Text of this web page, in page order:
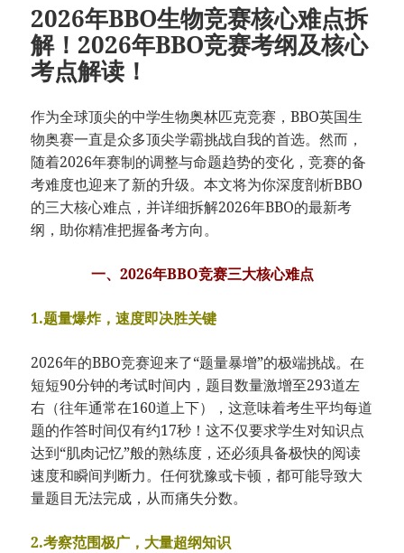
2026年BBO生物竞赛核心难点拆
解！2026年BBO竞赛考纲及核心
考点解读！
作为全球顶尖的中学生物奥林匹克竞赛，BBO英国生
物奥赛一直是众多顶尖学霸挑战自我的首选。然而，
随着2026年赛制的调整与命题趋势的变化，竞赛的备
考难度也迎来了新的升级。本文将为你深度剖析BBO
的三大核心难点，并详细拆解2026年BBO的最新考
纲，助你精准把握备考方向。
一、2026年BBO竞赛三大核心难点
1.题量爆炸，速度即决胜关键
2026年的BBO竞赛迎来了“题量暴增”的极端挑战。在
短短90分钟的考试时间内，题目数量激增至293道左
右（往年通常在160道上下），这意味着考生平均每道
题的作答时间仅有约17秒！这不仅要求学生对知识点
达到“肌肉记忆”般的熟练度，还必须具备极快的阅读
速度和瞬间判断力。任何犹豫或卡顿，都可能导致大
量题目无法完成，从而痛失分数。
2.考察范围极广，大量超纲知识